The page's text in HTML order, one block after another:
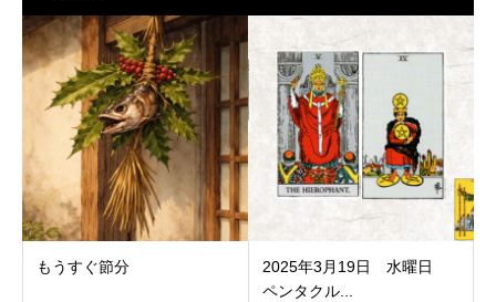
もうすぐ節分
2025年3月19日 水曜日
ペンタクル...